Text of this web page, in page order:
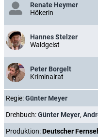
Renate Heymer
Hökerin
Hannes Stelzer
Waldgeist
Peter Borgelt
Kriminalrat
Regie:Günter Meyer
Drehbuch:Günter Meyer,
Produktion:Deutscher